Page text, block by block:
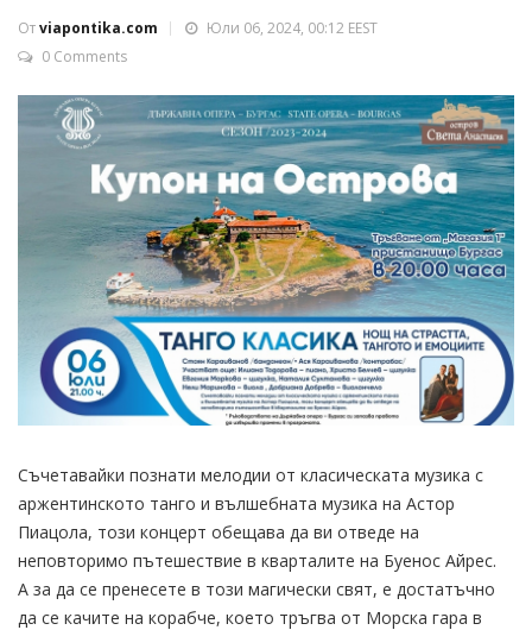
Отviapontika.com
Юли 06, 2024, 00:12 EEST
0 Comments
Съчетавайки познати мелодии от класическата музика с
аржентинското танго и вълшебната музика на Астор
Пиацола, този концерт обещава да ви отведе на
неповторимо пътешествие в кварталите на Буенос Айрес.
А за да се пренесете в този магически свят, е достатъчно
да се качите на корабче, което тръгва от Морска гара в